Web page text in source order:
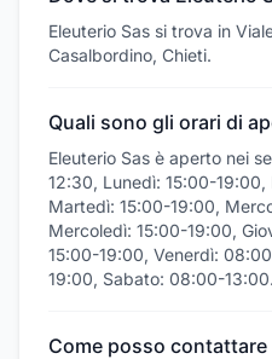
Eleuterio Sas si trova in
Casalbordino, Chieti.
Quali sono gli orari di
Eleuterio Sas è aperto nei
12:30, Lunedì: 15:00-
Martedì: 15:00-19:00,
Mercoledì: 15:00-19:00,
15:00-19:00, Venerdì:
19:00, Sabato: 08:00-13:00.
Come posso contattare